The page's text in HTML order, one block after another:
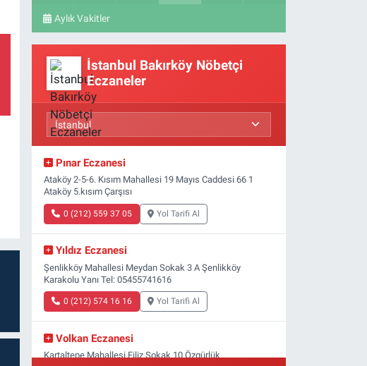
Aylık Vakitler
İstanbul Bakırköy Nöbetçi
Eczaneler
Pınar Eczanesi
Ataköy 2-5-6. Kısım Mahallesi 19 Mayıs Caddesi 66 1
Ataköy 5.kısım Çarşısı
0 (212) 559 37 05 Yol Tarifi Al
Yıldız Eczanesi
Şenlikköy Mahallesi Meydan Sokak 3 A Şenlikköy
Karakolu Yanı Tel: 05455741616
0 (212) 574 16 16 Yol Tarifi Al
Volkan Eczanesi
Kartaltepe Mahallesi Filiz Sokak 10 Özgürlük